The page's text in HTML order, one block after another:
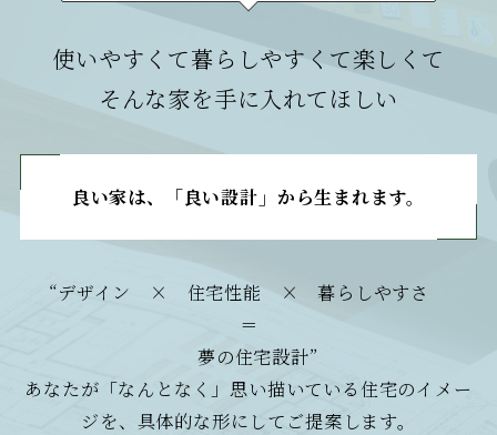
使いやすくて暮らしやすくて楽しくて
そんな家を手に入れてほしい
良い家は、「良い設計 」 から生まれます。
“デザイン × 住宅性能 × 暮らしやすさ
＝
夢の住宅設計”
あなたが「なんとなく」思い描いている住宅のイメー
ジを、具体的な形にしてご提案します。